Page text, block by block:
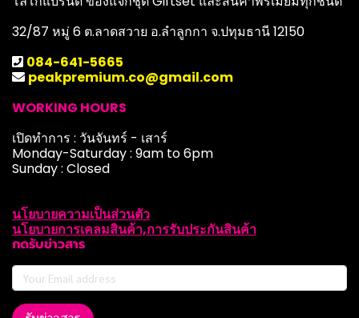
32/87 หมู่ 6 ต.ลาดสวาย อ.ลำลูกกา จ.ปทุมธานี 12150
084-641-5665
peakpremium.co@gmail.com
WORKING HOURS
เปิดทำการ : วันจันทร์ - เสาร์
Monday-Saturday : 9am to 6pm
Sunday : Closed
นโยบายความเป็นส่วนตัว
นโยบายการเคลมสินค้า,การรับประกันสินค้า
กดรับข่าวสาร